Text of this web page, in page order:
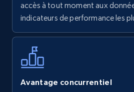
accès à tout moment aux
indicateurs de performance les
Avantage concurrentiel